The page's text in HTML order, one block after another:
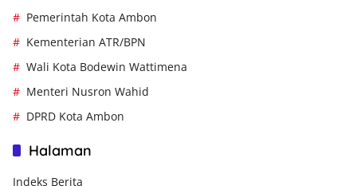
Pemerintah Kota Ambon
Kementerian ATR/BPN
Wali Kota Bodewin Wattimena
Menteri Nusron Wahid
DPRD Kota Ambon
Halaman
Indeks Berita